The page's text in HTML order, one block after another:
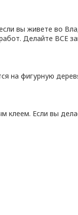
вы живете во
Делайте ВСЕ
на фигурную
клеем. Если вы